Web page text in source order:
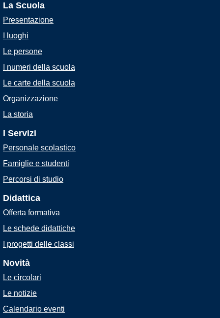
La Scuola
Presentazione
I luoghi
Le persone
I numeri della scuola
Le carte della scuola
Organizzazione
La storia
I Servizi
Personale scolastico
Famiglie e studenti
Percorsi di studio
Didattica
Offerta formativa
Le schede didattiche
I progetti delle classi
Novità
Le circolari
Le notizie
Calendario eventi